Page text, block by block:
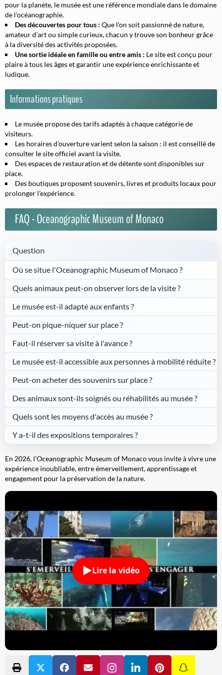
pour la planète, le musée est une référence mondiale dans le domaine
de l'océanographie.
Des découvertes pour tous : Que l'on soit passionné de nature,
amateur d'art ou simple curieux, chacun y trouve son bonheur grâce
à la diversité des activités proposées.
Une sortie idéale en famille ou entre amis : Le site est conçu pour
plaire à tous les âges et garantir une expérience enrichissante et
ludique.
Informations pratiques
Le musée propose des tarifs adaptés à chaque catégorie de
visiteurs.
Les horaires d'ouverture varient selon la saison : il est conseillé de
consulter le site officiel avant la visite.
Des espaces de restauration et de détente sont disponibles sur
place.
Des boutiques proposent souvenirs, livres et produits locaux pour
prolonger l'expérience.
FAQ - Oceanographic Museum of Monaco
Question
Où se situe l'Oceanographic Museum of Monaco ?
Quels animaux peut-on observer lors de la visite ?
Le musée est-il adapté aux enfants ?
Peut-on pique-niquer sur place ?
Faut-il réserver sa visite à l'avance ?
Le musée est-il accessible aux personnes à mobilité réduite ?
Peut-on acheter des souvenirs sur place ?
Des animaux sont-ils soignés ou réhabilités au musée ?
Quels sont les moyens d'accès au musée ?
Y a-t-il des expositions temporaires ?
En 2026, l'Oceanographic Museum of Monaco vous invite à vivre une
expérience inoubliable, entre émerveillement, apprentissage et
engagement pour la préservation de la nature.
Lire la vidéo